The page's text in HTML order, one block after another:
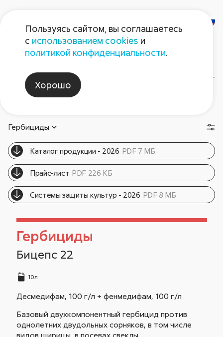
Сахарная свекла
Рекомендуемые
препараты
Гербициды
Каталог продукции - 2026 PDF 7 МБ
Прайс-лист PDF 226 КБ
Cистемы защиты культур - 2026 PDF 8 МБ
Гербициды
Бицепс 22
10л
Десмедифам, 100 г/л + фенмедифам, 100 г/л
Базовый двухкомпонентный гербицид против
однолетних двудольных сорняков, в том числе
видов щирицы, в посевах свеклы
Пользуясь сайтом, вы соглашаетесь
с использованием cookies и
политикой конфиденциальности.
Хорошо